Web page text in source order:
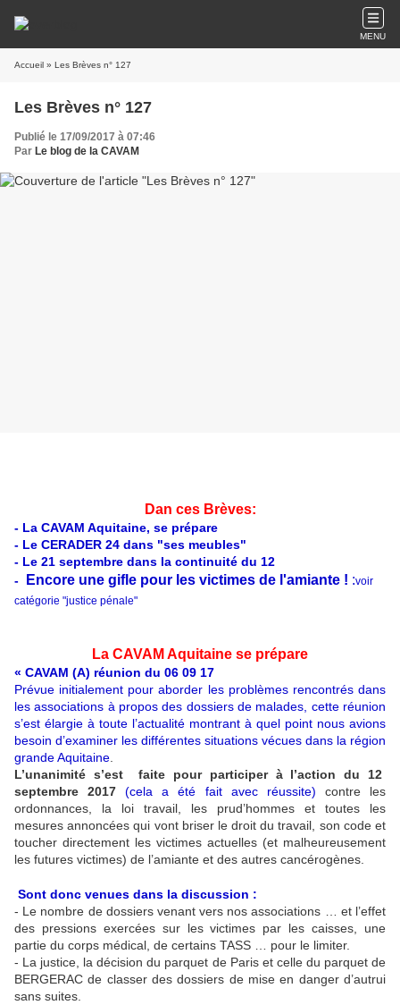
MENU
Accueil » Les Brèves n° 127
Les Brèves n° 127
Publié le 17/09/2017 à 07:46
Par Le blog de la CAVAM
Dan ces Brèves:
- La CAVAM Aquitaine, se prépare
- Le CERADER 24 dans "ses meubles"
- Le 21 septembre dans la continuité du 12
-
Encore une gifle pour les victimes de l'amiante ! :voir
catégorie "justice pénale"
La CAVAM Aquitaine se prépare
« CAVAM (A) réunion du 06 09 17
Prévue initialement pour aborder les problèmes rencontrés dans
les associations à propos des dossiers de malades, cette réunion
s’est élargie à toute l’actualité montrant à quel point nous avions
besoin d’examiner les différentes situations vécues dans la région
grande Aquitaine
L’unanimité s’est faite pour participer à l’action du 12
septembre 2017(cela a été fait avec réussite)
contre les
ordonnances, la loi travail, les prud’hommes et toutes les
mesures annoncées qui vont briser le droit du travail, son code et
toucher directement les victimes actuelles (et malheureusement
les futures victimes) de l’amiante et des autres cancérogènes.
Sont donc venues dans la discussion :
- Le nombre de dossiers venant vers nos associations … et l’effet
des pressions exercées sur les victimes par les caisses, une
partie du corps médical, de certains TASS … pour le limiter.
- La justice, la décision du parquet de Paris et celle du parquet de
BERGERAC de classer des dossiers de mise en danger d’autrui
sans suites.